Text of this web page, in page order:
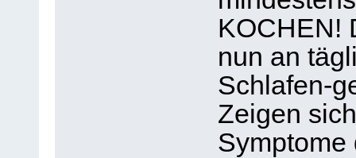
KOCHEN!
nun an
Schlafen-
Zeigen
Symptome